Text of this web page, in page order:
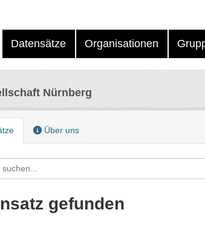
Datensätze Organisationen
Nürnberg
Über uns
gefunden